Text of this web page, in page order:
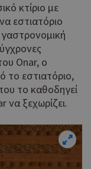
κτίριο με
εστιατόριο
Onar, ο
το εστιατόριο,
το καθοδηγεί
να ξεχωρίζει.